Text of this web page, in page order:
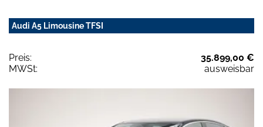
Audi A5 Limousine TFSI
Preis:
35.899,00 €
MWSt:
ausweisbar